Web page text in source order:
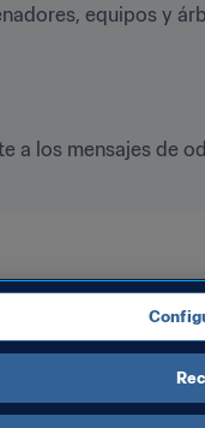
equipos y
a los mensajes de